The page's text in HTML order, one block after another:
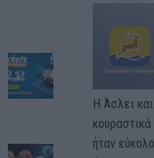
Η Άσλει
ήταν